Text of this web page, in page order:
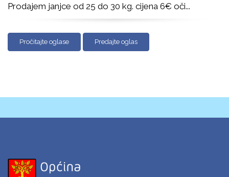
Prodajem janjce od 25 do 30 kg. cijena 6€ oči...
Pročitajte oglase Predajte oglas